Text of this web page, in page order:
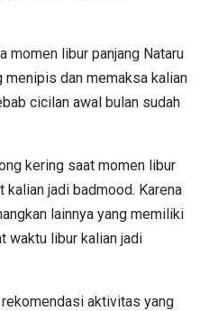
momen libur panjang Nataru
dan memaksa kalian
cicilan awal bulan sudah
kering saat momen libur
kalian jadi badmood. Karena
lainnya yang memiliki
waktu libur kalian jadi
aktivitas yang